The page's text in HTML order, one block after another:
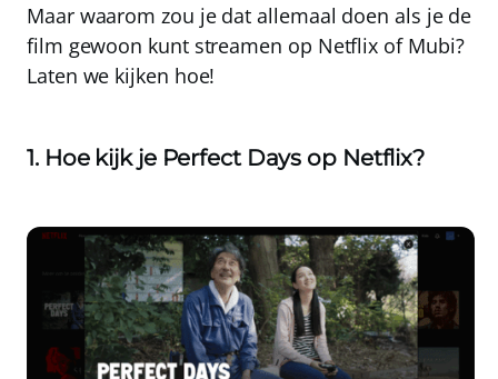
Maar waarom zou je dat allemaal doen als je de
film gewoon kunt streamen op Netflix of Mubi?
Laten we kijken hoe!
1. Hoe kijk je Perfect Days op Netflix?